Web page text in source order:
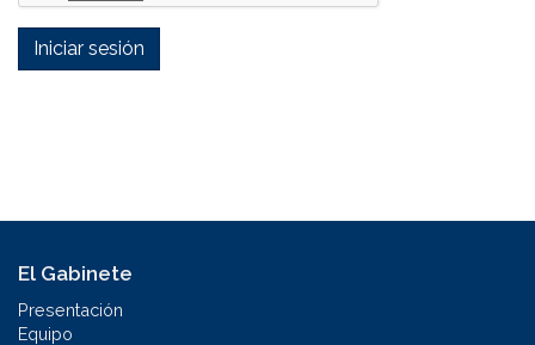
Iniciar sesión
El Gabinete
Presentación
Equipo